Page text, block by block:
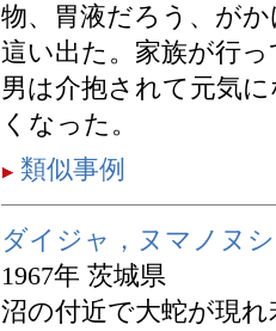
物、胃液だろう、が
這い出た。家族が行
男は介抱されて元気
くなった。
類似事例
ダイジャ，ヌマノヌシ
1967年 茨城県
沼の付近で大蛇が現